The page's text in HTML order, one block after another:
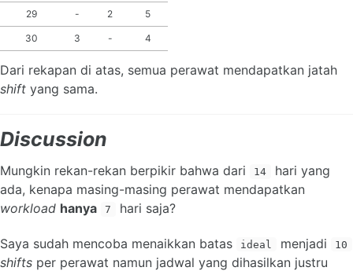
29 - 2 5
30 3 - 4
Dari rekapan di atas, semua perawat mendapatkan jatah
shift yang sama.
Discussion
Mungkin rekan-rekan berpikir bahwa dari 14
hari yang
ada, kenapa masing-masing perawat mendapatkan
workload hanya 7 hari saja?
Saya sudah mencoba menaikkan batas ideal menjadi 10
shifts per perawat namun jadwal yang dihasilkan justru